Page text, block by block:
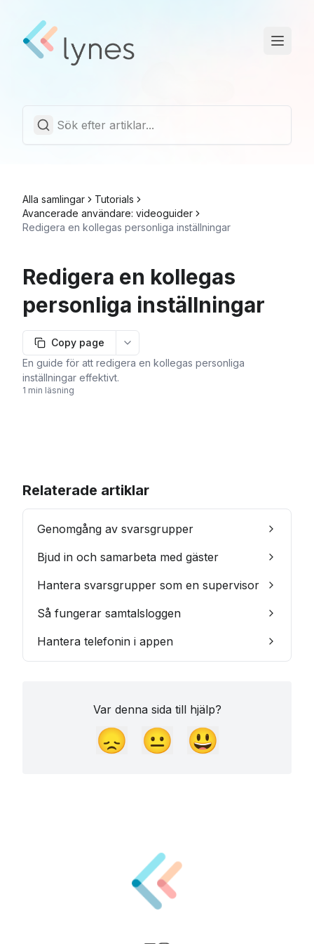
Alla samlingar
Tutorials
Avancerade användare: videoguider
Redigera en kollegas personliga inställningar
Redigera en kollegas
personliga inställningar
Copy page
More options
En guide för att redigera en kollegas personliga
inställningar effektivt.
1 min läsning
Relaterade artiklar
Genomgång av svarsgrupper
Bjud in och samarbeta med gäster
Hantera svarsgrupper som en supervisor
Så fungerar samtalsloggen
Hantera telefonin i appen
Var denna sida till hjälp?
😞 😐 😃